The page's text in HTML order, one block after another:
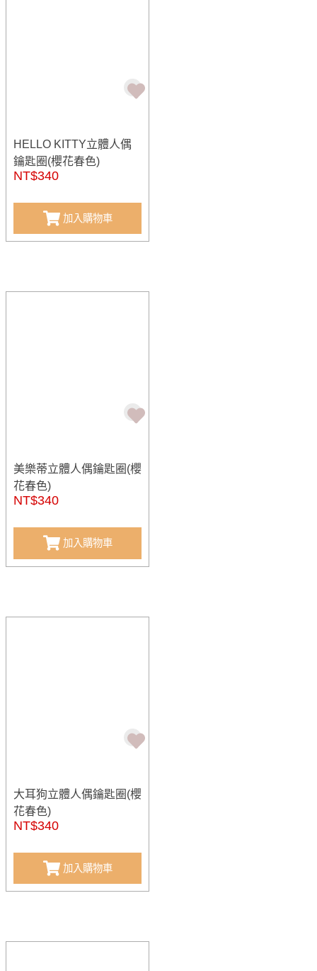
HELLO KITTY立體人偶
鑰匙圈(櫻花春色)
NT$340
加入購物車
美樂蒂立體人偶鑰匙圈(櫻
花春色)
NT$340
加入購物車
大耳狗立體人偶鑰匙圈(櫻
花春色)
NT$340
加入購物車